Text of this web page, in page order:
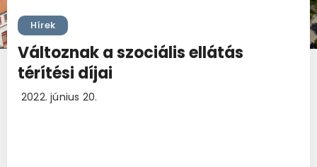
Hírek
Változnak a szociális ellátás
térítési díjai
2022. június 20.